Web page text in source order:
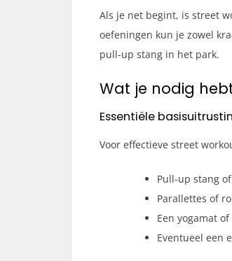
Als je net begint, is street
oefeningen kun je zowel
pull-up stang in het park.
Wat je nodig
Essentiële
Voor effectieve street
Pull-up stang
Parallettes of
Een yogamat
Eventueel een